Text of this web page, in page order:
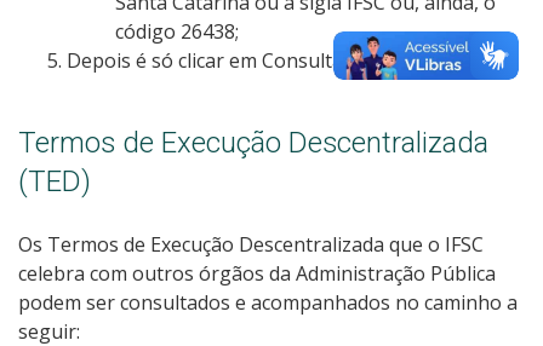
código 26438;
Depois é só clicar em Consultar.
Termos de Execução Descentralizada
(TED)
Os Termos de Execução Descentralizada que o IFSC
celebra com outros órgãos da Administração Pública
podem ser consultados e acompanhados no caminho a
seguir: